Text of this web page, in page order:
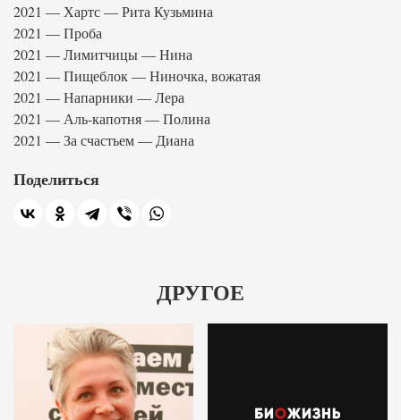
2021 — Хартс — Рита Кузьмина
2021 — Проба
2021 — Лимитчицы — Нина
2021 — Пищеблок — Ниночка, вожатая
2021 — Напарники — Лера
2021 — Аль-капотня — Полина
2021 — За счастьем — Диана
Поделиться
ДРУГОЕ